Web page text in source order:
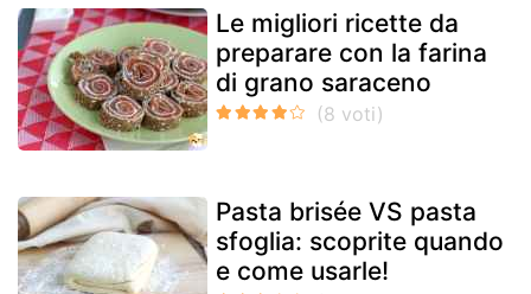
Le migliori ricette da
preparare con la farina
di grano saraceno
Pasta brisée VS pasta
sfoglia: scoprite quando
e come usarle!